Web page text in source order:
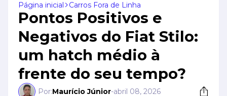
Página inicial Carros Fora de Linha
Pontos Positivos e
Negativos do Fiat Stilo:
um hatch médio à
frente do seu tempo?
Por:Maurício Júnior-abril 08, 2026